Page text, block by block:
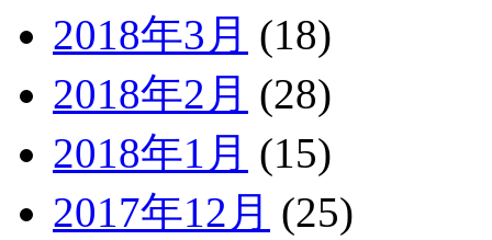
2018年3月 (18)
2018年2月 (28)
2018年1月 (15)
2017年12月 (25)